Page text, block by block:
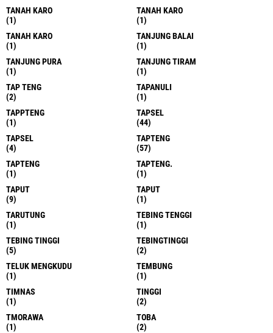
TANAH KARO
(1)
TANAH KARO
(1)
TANAH KARO
(1)
TANJUNG BALAI
(1)
TANJUNG PURA
(1)
TANJUNG TIRAM
(1)
TAP TENG
(2)
TAPANULI
(1)
TAPPTENG
(1)
TAPSEL
(44)
TAPSEL
(4)
TAPTENG
(57)
TAPTENG
(1)
TAPTENG.
(1)
TAPUT
(9)
TAPUT
(1)
TARUTUNG
(1)
TEBING TENGGI
(1)
TEBING TINGGI
(5)
TEBINGTINGGI
(2)
TELUK MENGKUDU
(1)
TEMBUNG
(1)
TIMNAS
(1)
TINGGI
(2)
TMORAWA
(1)
TOBA
(2)